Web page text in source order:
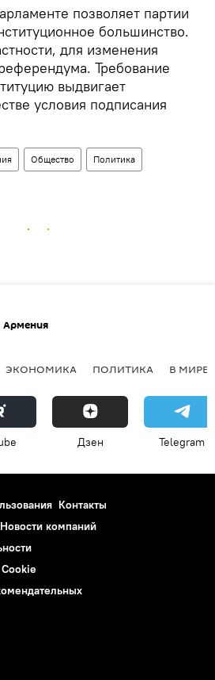
позволяет партии
большинство.
для изменения
Требование
выдвигает
условия подписания
Общество Политика
Армения
ЭКОНОМИКА ПОЛИТИКА В МИРЕ
Дзен Telegram
Контакты
Новости компаний